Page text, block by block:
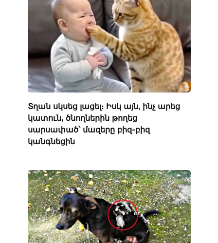
Տղան սկսեց լացել։ Իսկ այն, ինչ արեց
կատուն, ծնողներին թողեց
սարսափած՝ մազերը բիզ-բիզ
կանգնեցին